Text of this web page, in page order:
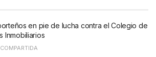
en pie de lucha contra el Colegio de
Inmobiliarios